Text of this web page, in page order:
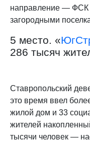
направление — ФСК
загородными
5 место. «
286 тысяч
Ставропольский
это время ввел
жилой дом и 33
жителей
тысячи человек —